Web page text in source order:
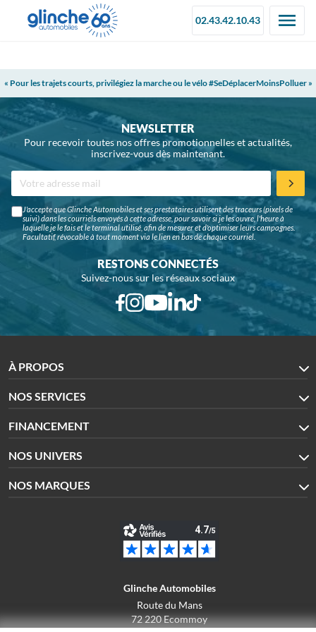
02.43.42.10.43
« Pour les trajets courts, privilégiez la marche ou le vélo #SeDéplacerMoinsPolluer »
NEWSLETTER
Pour recevoir toutes nos offres promotionnelles et actualités,
inscrivez-vous dès maintenant.
J'accepte que Glinche Automobiles et ses prestataires utilisent des traceurs (pixels de
suivi) dans les courriels envoyés à cette adresse, pour savoir si je les ouvre, l'heure à
laquelle je le fais et le terminal utilisé, afin de mesurer et d'optimiser leurs campagnes.
Facultatif, révocable à tout moment via le lien en bas de chaque courriel.
RESTONS CONNECTÉS
Suivez-nous sur les réseaux sociaux
À PROPOS
NOS SERVICES
FINANCEMENT
NOS UNIVERS
NOS MARQUES
Glinche Automobiles
Route du Mans
72 220 Ecommoy